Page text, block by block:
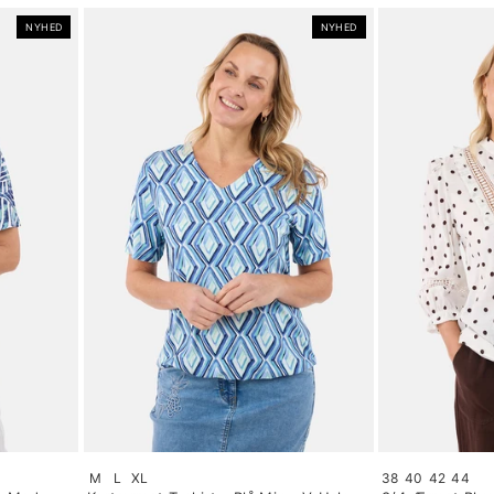
NYHED NYHED
Size:
M L XL
Size:
38 40 42 44